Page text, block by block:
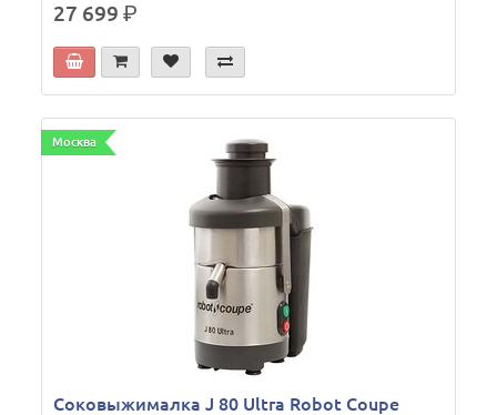
27 699р.
Москва
Соковыжималка J 80 Ultra Robot Coupe